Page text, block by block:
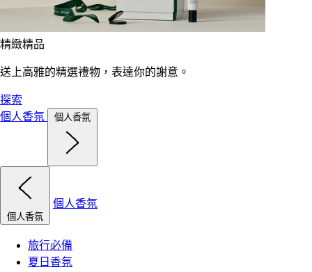
精緻精品
送上高雅的精選禮物，表達你的謝意。
探索
個人香氛
個人香氛
個人香氛
個人香氛
旅行必備
夏日香氛